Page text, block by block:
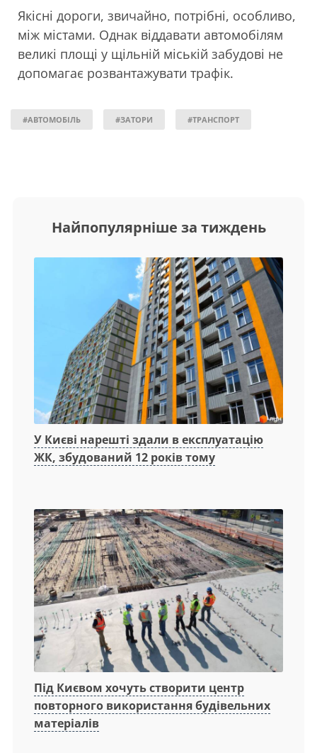
Якісні дороги, звичайно, потрібні, особливо,
між містами. Однак віддавати автомобілям
великі площі у щільній міській забудові не
допомагає розвантажувати трафік.
#АВТОМОБІЛЬ #ЗАТОРИ #ТРАНСПОРТ
Найпопулярніше за тиждень
У Києві нарешті здали в експлуатацію
ЖК, збудований 12 років тому
Під Києвом хочуть створити центр
повторного використання будівельних
матеріалів